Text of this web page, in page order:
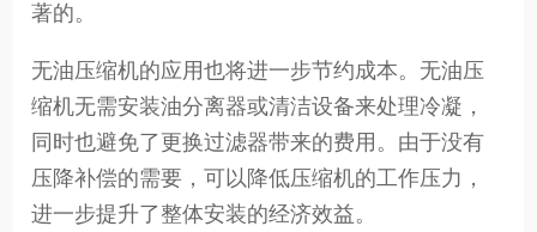
著的。
无油压缩机的应用也将进一步节约成本。无油压
缩机无需安装油分离器或清洁设备来处理冷凝，
同时也避免了更换过滤器带来的费用。由于没有
压降补偿的需要，可以降低压缩机的工作压力，
进一步提升了整体安装的经济效益。